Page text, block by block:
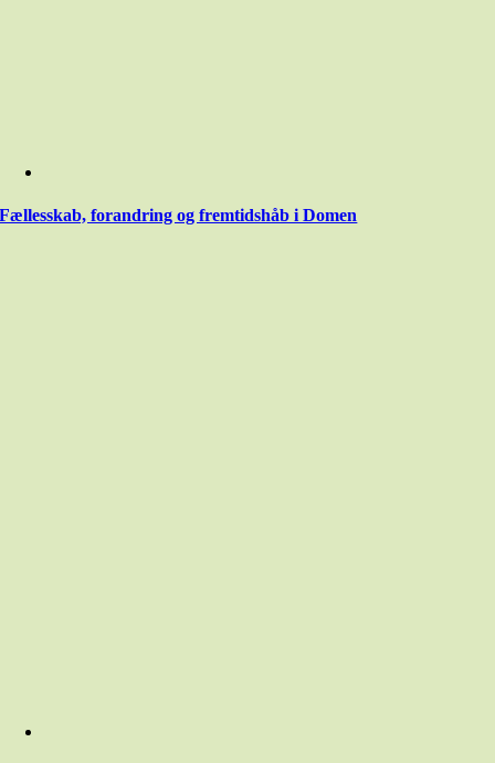
Fællesskab, forandring og fremtidshåb i Domen